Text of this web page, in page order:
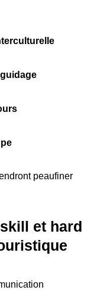
peaufiner
et hard